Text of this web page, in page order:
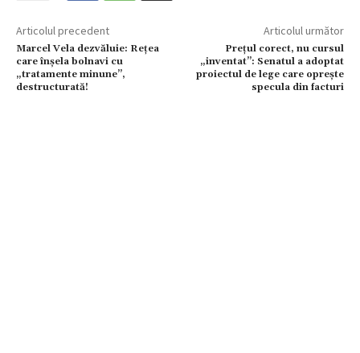
Articolul precedent
Marcel Vela dezvăluie: Rețea
care înșela bolnavi cu
„tratamente minune”,
destructurată!
Articolul următor
Prețul corect, nu cursul
„inventat”: Senatul a adoptat
proiectul de lege care oprește
specula din facturi